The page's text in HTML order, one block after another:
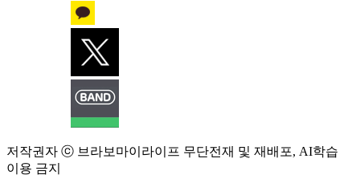
저작권자 ⓒ 브라보마이라이프 무단전재 및 재배포, AI학습
이용 금지